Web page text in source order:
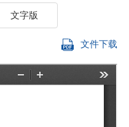
文字版
文件下载